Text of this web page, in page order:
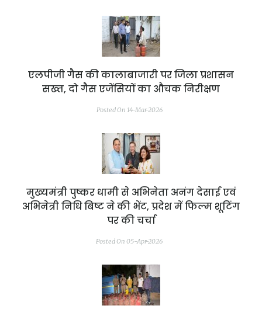
एलपीजी गैस की कालाबाजारी पर जिला प्रशासन
सख्त, दो गैस एजेंसियों का औचक निरीक्षण
Posted On 14-Mar-2026
मुख्यमंत्री पुष्कर धामी से अभिनेता अनंग देसाई एवं
अभिनेत्री निधि बिष्ट ने की भेंट, प्रदेश में फिल्म शूटिंग
पर की चर्चा
Posted On 05-Apr-2026